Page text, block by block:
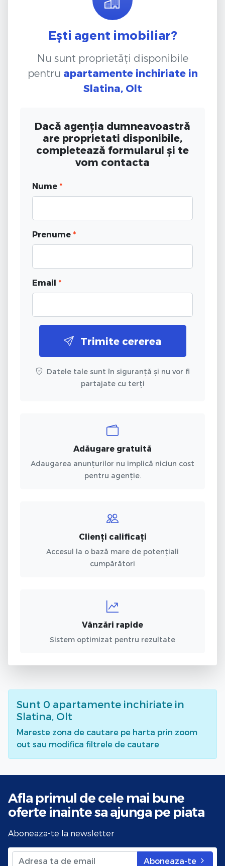
Ești agent imobiliar?
Nu sunt proprietăți disponibile
pentru apartamente inchiriate in
Slatina, Olt
Dacă agenția dumneavoastră
are proprietati disponibile,
completează formularul și te
vom contacta
Nume *
Prenume *
Email *
Trimite cererea
Datele tale sunt în siguranță și nu vor fi
partajate cu terți
Adăugare gratuită
Adaugarea anunțurilor nu implică niciun cost
pentru agenție.
Clienți calificați
Accesul la o bază mare de potențiali
cumpărători
Vânzări rapide
Sistem optimizat pentru rezultate
Sunt 0 apartamente inchiriate in
Slatina, Olt
Mareste zona de cautare pe harta prin zoom
out sau modifica filtrele de cautare
Afla primul de cele mai bune
oferte inainte sa ajunga pe piata
Aboneaza-te la newsletter
Aboneaza-te